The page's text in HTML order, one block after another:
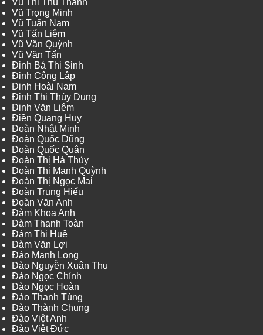
Vũ Thị Thu Thanh
Vũ Trọng Minh
Vũ Tuấn Nam
Vũ Tấn Liêm
Vũ Văn Quỳnh
Vũ Văn Tấn
Đinh Bá Thi Sinh
Đinh Công Lập
Đinh Hoài Nam
Đinh Thị Thùy Dung
Đinh Văn Liêm
Điền Quang Huy
Đoàn Nhật Minh
Đoàn Quốc Dũng
Đoàn Quốc Quân
Đoàn Thị Hà Thủy
Đoàn Thị Mạnh Quỳnh
Đoàn Thị Ngọc Mai
Đoàn Trung Hiếu
Đoàn Văn Anh
Đàm Khoa Anh
Đàm Thanh Toàn
Đàm Thị Huệ
Đàm Văn Lợi
Đào Mạnh Long
Đào Nguyễn Xuân Thu
Đào Ngọc Chính
Đào Ngọc Hoàn
Đào Thanh Tùng
Đào Thành Chung
Đào Việt Anh
Đào Việt Đức